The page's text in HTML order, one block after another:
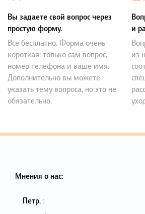
Вы задаете свой вопрос через
простую форму.
Все бесплатно. Форма очень
короткая: только сам вопрос,
номер телефона и ваше имя.
Дополнительно вы можете
указать тему вопроса, но это не
обязательно.
и
из
Мнения о нас:
Петр, :